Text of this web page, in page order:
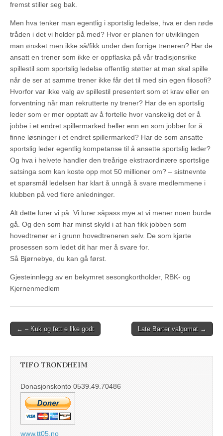
fremst stiller seg bak.
Men hva tenker man egentlig i sportslig ledelse, hva er den røde
tråden i det vi holder på med? Hvor er planen for utviklingen
man ønsket men ikke så/fikk under den forrige treneren? Har de
ansatt en trener som ikke er oppflaska på vår tradisjonsrike
spillestil som sportslig ledelse offentlig støtter at man skal spille
når de ser at samme trener ikke får det til med sin egen filosofi?
Hvorfor var ikke valg av spillestil presentert som et krav eller en
forventning når man rekrutterte ny trener? Har de en sportslig
leder som er mer opptatt av å fortelle hvor vanskelig det er å
jobbe i et endret spillermarked heller enn en som jobber for å
finne løsninger i et endret spillermarked? Har de som ansatte
sportslig leder egentlig kompetanse til å ansette sportslig leder?
Og hva i helvete handler den treårige ekstraordinære sportslige
satsinga som kan koste opp mot 50 millioner om? – sistnevnte
et spørsmål ledelsen har klart å unngå å svare medlemmene i
klubben på ved flere anledninger.
Alt dette lurer vi på. Vi lurer såpass mye at vi mener noen burde
gå. Og den som har minst skyld i at han fikk jobben som
hovedtrener er i grunn hovedtreneren selv. De som kjørte
prosessen som ledet dit har mer å svare for.
Så Bjørnebye, du kan gå først.
Gjesteinnlegg av en bekymret sesongkortholder, RBK- og
Kjernenmedlem
Post
← – Kuk og fett e like godt Late Barter valgomat →
TIFO TRONDHEIM
Donasjonskonto 0539.49.70486
www.tt05.no